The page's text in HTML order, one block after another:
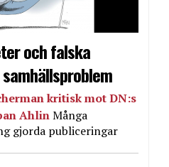
och falska
kritisk mot DN:s
AhlinMånga
gjorda publiceringar